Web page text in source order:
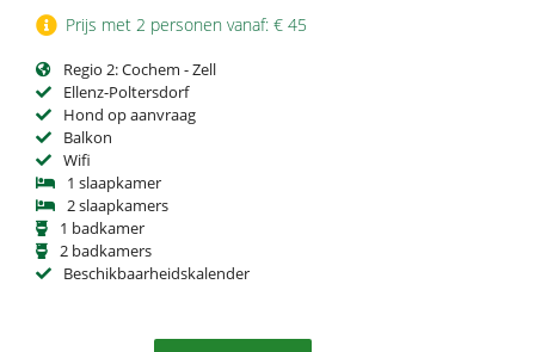
Prijs met 2 personen vanaf: € 45
Regio 2: Cochem - Zell
Ellenz-Poltersdorf
Hond op aanvraag
Balkon
Wifi
1 slaapkamer
2 slaapkamers
1 badkamer
2 badkamers
Beschikbaarheidskalender